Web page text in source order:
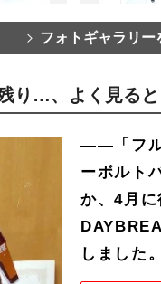
フォトギャラリー
り…、よく見る
――「フル
ーボルト
か、4月
しました